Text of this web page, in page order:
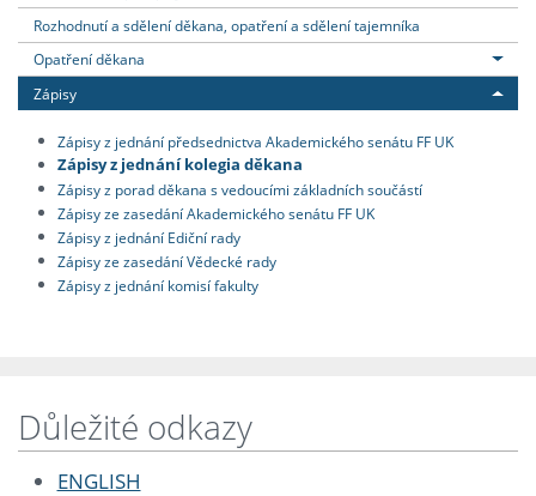
Rozhodnutí a sdělení děkana, opatření a sdělení tajemníka
Opatření děkana
Zápisy
Zápisy z jednání předsednictva Akademického senátu FF UK
Zápisy z jednání kolegia děkana
Zápisy z porad děkana s vedoucími základních součástí
Zápisy ze zasedání Akademického senátu FF UK
Zápisy z jednání Ediční rady
Zápisy ze zasedání Vědecké rady
Zápisy z jednání komisí fakulty
Důležité odkazy
ENGLISH